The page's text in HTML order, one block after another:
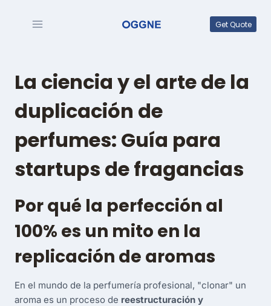
Get Quote
La ciencia y el arte de la
duplicación de
perfumes: Guía para
startups de fragancias
Por qué la perfección al
100% es un mito en la
replicación de aromas
En el mundo de la perfumería profesional, "clonar" un
aroma es un proceso de reestructuración y